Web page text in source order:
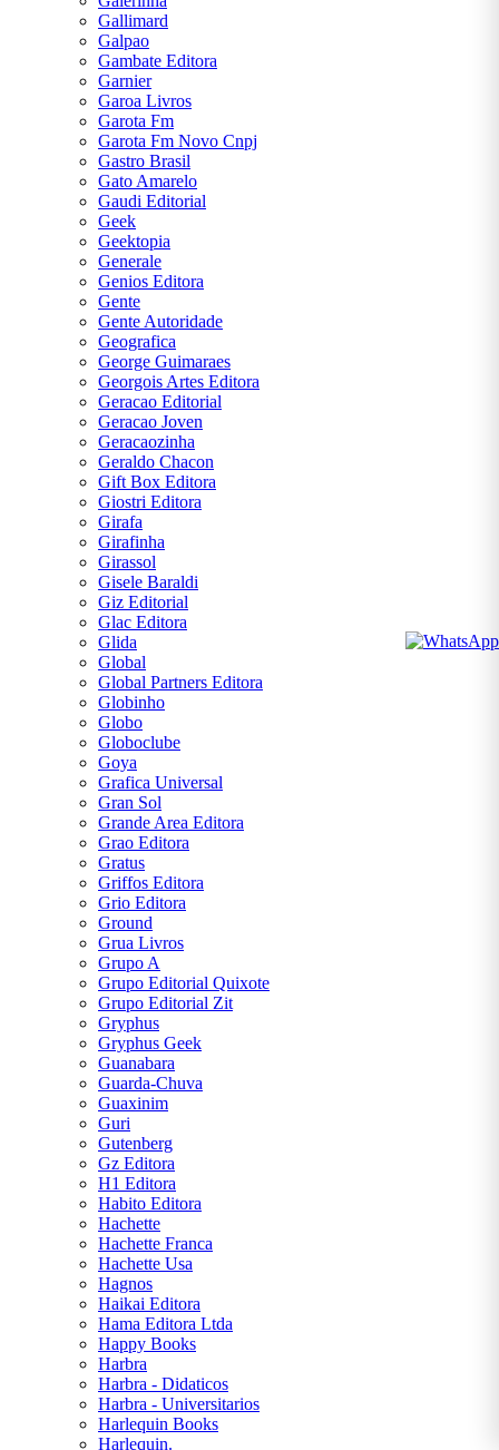
Gallimard
Galpao
Gambate Editora
Garnier
Garoa Livros
Garota Fm
Garota Fm Novo Cnpj
Gastro Brasil
Gato Amarelo
Gaudi Editorial
Geek
Geektopia
Generale
Genios Editora
Gente
Gente Autoridade
Geografica
George Guimaraes
Georgois Artes Editora
Geracao Editorial
Geracao Joven
Geracaozinha
Geraldo Chacon
Gift Box Editora
Giostri Editora
Girafa
Girafinha
Girassol
Gisele Baraldi
Giz Editorial
Glac Editora
Glida
Global
Global Partners Editora
Globinho
Globo
Globoclube
Goya
Grafica Universal
Gran Sol
Grande Area Editora
Grao Editora
Gratus
Griffos Editora
Grio Editora
Ground
Grua Livros
Grupo A
Grupo Editorial Quixote
Grupo Editorial Zit
Gryphus
Gryphus Geek
Guanabara
Guarda-Chuva
Guaxinim
Guri
Gutenberg
Gz Editora
H1 Editora
Habito Editora
Hachette
Hachette Franca
Hachette Usa
Hagnos
Haikai Editora
Hama Editora Ltda
Happy Books
Harbra
Harbra - Didaticos
Harbra - Universitarios
Harlequin Books
Harlequin.